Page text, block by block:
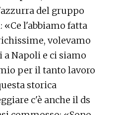
del gruppo
«Ce l'abbiamo fatta
volevamo
Napoli e ci siamo
per il tanto lavoro
storica
c'è anche il ds